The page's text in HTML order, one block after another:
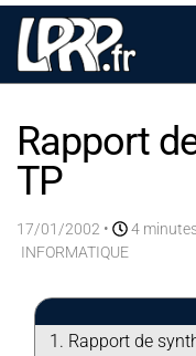
Rapport
TP
17/01/2002 • 4
INFORMATIQUE
Rapport de